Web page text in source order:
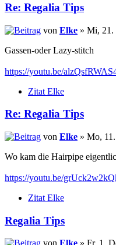
Re: Regalia Tips
von Elke » Mi, 21.
Gassen-oder Lazy-stitch
https://youtu.be/
Zitat Elke
Re: Regalia Tips
von Elke » Mo,
Wo kam die Hairpipe
https://youtu.be/
Zitat Elke
Regalia Tips